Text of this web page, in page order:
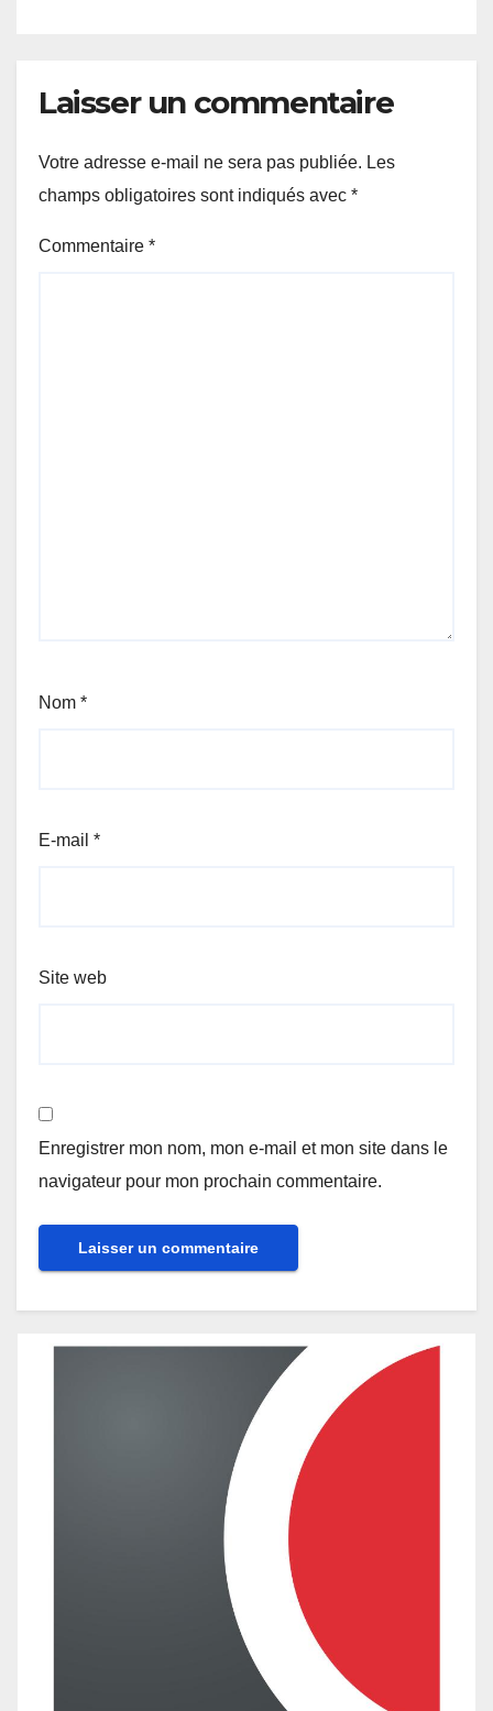
Laisser un commentaire
Votre adresse e-mail ne sera pas publiée. Les
champs obligatoires sont indiqués avec *
Commentaire *
Nom *
E-mail *
Site web
Enregistrer mon nom, mon e-mail et mon site dans le
navigateur pour mon prochain commentaire.